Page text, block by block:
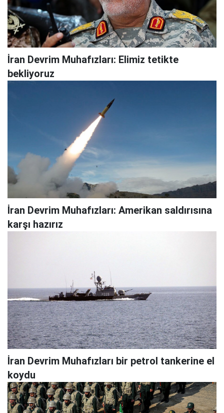
İran Devrim Muhafızları: Elimiz tetikte
bekliyoruz
İran Devrim Muhafızları: Amerikan saldırısına
karşı hazırız
İran Devrim Muhafızları bir petrol tankerine el
koydu